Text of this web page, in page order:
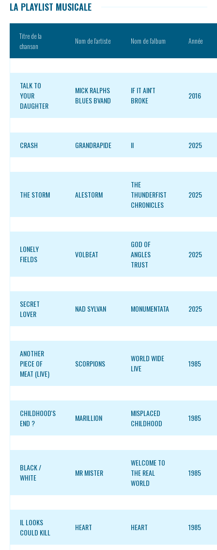
LA PLAYLIST MUSICALE
Titre de la
chanson
Nom de l’artiste Nom de l’album Année
TALK TO
YOUR
DAUGHTER
MICK RALPHS
BLUES BVAND
IF IT AIN'T
BROKE
2016
CRASH GRANDRAPIDE II 2025
THE STORM ALESTORM
THE
THUNDERFIST
CHRONICLES
2025
LONELY
FIELDS
VOLBEAT
GOD OF
ANGLES
TRUST
2025
SECRET
LOVER
NAD SYLVAN MONUMENTATA 2025
ANOTHER
PIECE OF
MEAT (LIVE)
SCORPIONS
WORLD WIDE
LIVE
1985
CHILDHOOD'S
END ?
MARILLION
MISPLACED
CHILDHOOD
1985
BLACK /
WHITE
MR MISTER
WELCOME TO
THE REAL
WORLD
1985
IL LOOKS
COULD KILL
HEART HEART 1985